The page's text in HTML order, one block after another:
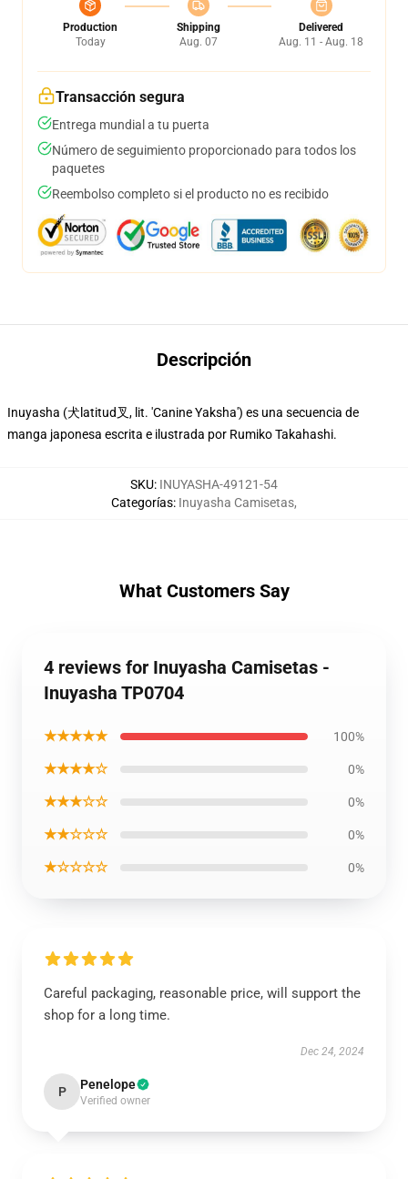
Production
Today
Shipping
Aug. 07
Delivered
Aug. 11 - Aug. 18
Transacción segura
Entrega mundial a tu puerta
Número de seguimiento proporcionado para todos los
paquetes
Reembolso completo si el producto no es recibido
Descripción
Inuyasha (犬latitud叉, lit. 'Canine Yaksha') es una secuencia de
manga japonesa escrita e ilustrada por Rumiko Takahashi.
SKU: INUYASHA-49121-54
Categorías: Inuyasha Camisetas,
What Customers Say
4 reviews for Inuyasha Camisetas -
Inuyasha TP0704
★★★★★ 100%
★★★★☆ 0%
★★★☆☆ 0%
★★☆☆☆ 0%
★☆☆☆☆ 0%
Careful packaging, reasonable price, will support the
shop for a long time.
Dec 24, 2024
P Penelope
Verified owner